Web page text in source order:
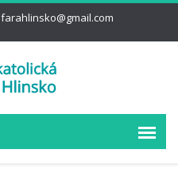
farahlinsko@gmail.com